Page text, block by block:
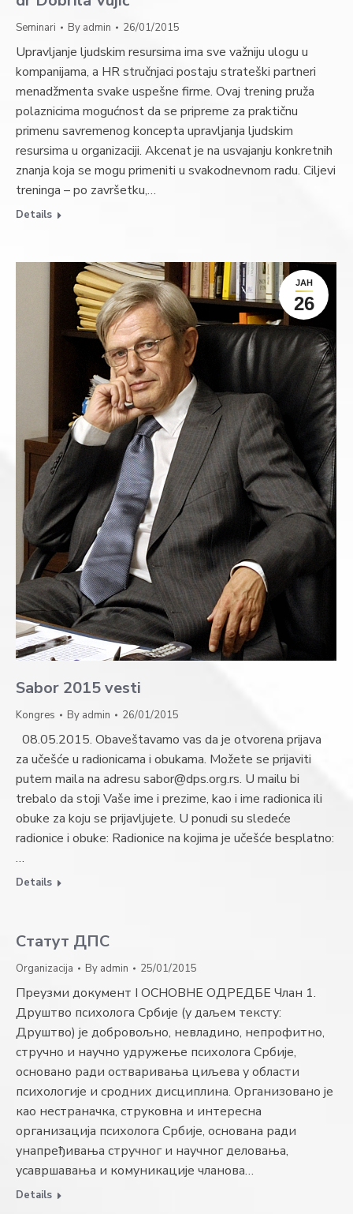
Seminari By admin 26/01/2015
Upravljanje ljudskim resursima ima sve važniju ulogu u
kompanijama, a HR stručnjaci postaju strateški partneri
menadžmenta svake uspešne firme. Ovaj trening pruža
polaznicima mogućnost da se pripreme za praktičnu
primenu savremenog koncepta upravljanja ljudskim
resursima u organizaciji. Akcenat je na usvajanju konkretnih
znanja koja se mogu primeniti u svakodnevnom radu. Ciljevi
treninga – po završetku,…
Details
ЈАН
26
Sabor 2015 vesti
Kongres By admin 26/01/2015
08.05.2015. Obaveštavamo vas da je otvorena prijava
za učešće u radionicama i obukama. Možete se prijaviti
putem maila na adresu sabor@dps.org.rs. U mailu bi
trebalo da stoji Vaše ime i prezime, kao i ime radionica ili
obuke za koju se prijavljujete. U ponudi su sledeće
radionice i obuke: Radionice na kojima je učešće besplatno:
…
Details
Статут ДПС
Organizacija By admin 25/01/2015
Преузми документ I ОСНОВНЕ ОДРЕДБЕ Члан 1.
Друштво психолога Србије (у даљем тексту:
Друштво) је добровољно, невладино, непрофитно,
стручно и научно удружење психолога Србије,
основано ради остваривања циљева у области
психологије и сродних дисциплина. Организовано је
као нестраначка, струковна и интересна
организација психолога Србије, основана ради
унапређивања стручног и научног деловања,
усавршавања и комуникације чланова…
Details